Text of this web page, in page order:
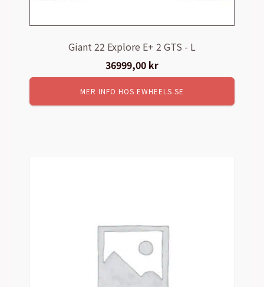
Giant 22 Explore E+ 2 GTS - L
36999,00 kr
MER INFO HOS EWHEELS.SE